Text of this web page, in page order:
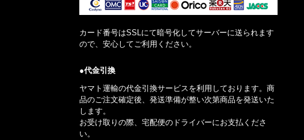
カード番号はSSLにて暗号化してサーバーに送られます
ので、安心してご利用ください。
●代金引換
ヤマト運輸の代金引換サービスを利用しております。商
品のご注文確定後、発送準備が整い次第商品を発送いた
します。
お受け取りの際、宅配便のドライバーにお支払くださ
い。